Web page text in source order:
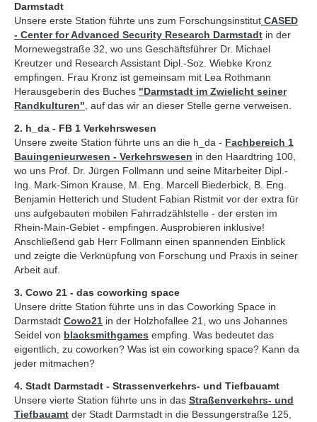
Darmstadt
Unsere erste Station führte uns zum Forschungsinstitut CASED
- Center for Advanced Security Research Darmstadt in der
Mornewegstraße 32, wo uns Geschäftsführer Dr. Michael
Kreutzer und Research Assistant Dipl.-Soz. Wiebke Kronz
empfingen. Frau Kronz ist gemeinsam mit Lea Rothmann
Herausgeberin des Buches "Darmstadt im Zwielicht seiner
Randkulturen" , auf das wir an dieser Stelle gerne verweisen.
2. h_da - FB 1 Verkehrswesen
Unsere zweite Station führte uns an die h_da - Fachbereich 1
Bauingenieurwesen - Verkehrswesen in den Haardtring 100,
wo uns Prof. Dr. Jürgen Follmann und seine Mitarbeiter Dipl.-
Ing. Mark-Simon Krause, M. Eng. Marcell Biederbick, B. Eng.
Benjamin Hetterich und Student Fabian Ristmit vor der extra für
uns aufgebauten mobilen Fahrradzählstelle - der ersten im
Rhein-Main-Gebiet - empfingen. Ausprobieren inklusive!
Anschließend gab Herr Follmann einen spannenden Einblick
und zeigte die Verknüpfung von Forschung und Praxis in seiner
Arbeit auf.
3. Cowo 21 - das coworking space
Unsere dritte Station führte uns in das Coworking Space in
Darmstadt Cowo21 in der Holzhofallee 21, wo uns Johannes
Seidel von blacksmithgames empfing. Was bedeutet das
eigentlich, zu coworken? Was ist ein coworking space? Kann da
jeder mitmachen?
4. Stadt Darmstadt - Strassenverkehrs- und Tiefbauamt
Unsere vierte Station führte uns in das Straßenverkehrs- und
Tiefbauamt der Stadt Darmstadt in die Bessungerstraße 125,